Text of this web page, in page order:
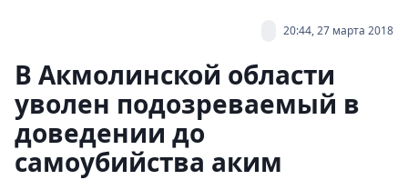
20:44, 27 марта 2018
В Акмолинской области
уволен подозреваемый в
доведении до
самоубийства аким